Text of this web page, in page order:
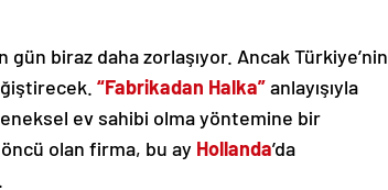
biraz daha zorlaşıyor. Ancak Türkiye’nin
“Fabrikadan Halka”anlayışıyla
ev sahibi olma yöntemine bir
olan firma, bu ay Hollanda’da